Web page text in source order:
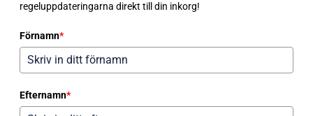
regeluppdateringarna direkt till din inkorg!
Förnamn*
Efternamn*